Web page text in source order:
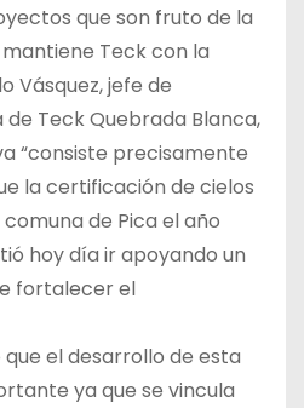
que son fruto de la
Teck con la
Vásquez, jefe de
Teck Quebrada Blanca,
“consiste precisamente
la certificación de cielos
de Pica el año
hoy día ir apoyando un
fortalecer el
el desarrollo de esta
ya que se vincula